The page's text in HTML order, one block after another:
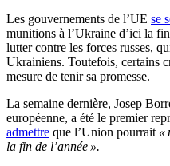
Les gouvernements de l’UE se
munitions à l’Ukraine d’ici la
lutter contre les forces russes,
Ukrainiens. Toutefois, certains
mesure de tenir sa promesse.
La semaine dernière, Josep
européenne, a été le premier
admettre que l’Union pourrait «
la fin de l’année ».